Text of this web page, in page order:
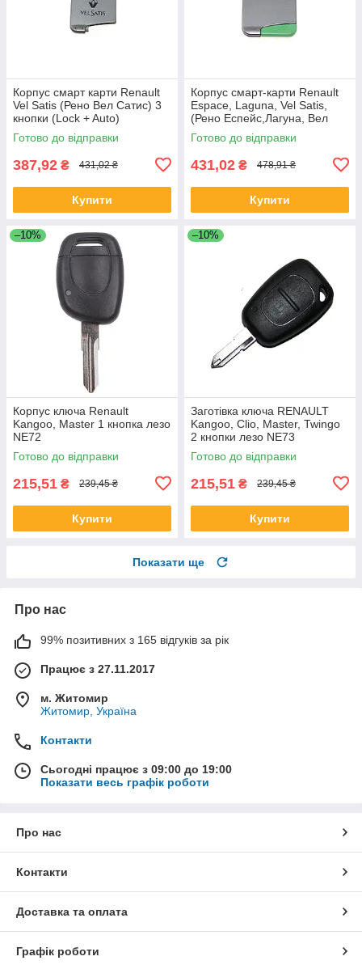
Корпус смарт карти Renault
Vel Satis (Рено Вел Сатис) 3
кнопки (Lock + Auto)
Готово до відправки
387,92 ₴ 431,02 ₴
Купити
Корпус смарт-карти Renault
Espace, Laguna, Vel Satis,
(Рено Еспейс,Лагуна, Вел
Сатіс) 2 кнопки (з лезом)
Готово до відправки
431,02 ₴ 478,91 ₴
Купити
–10%
Корпус ключa Renault
Kangoo, Master 1 кнопкa лезо
NE72
Готово до відправки
215,51 ₴ 239,45 ₴
Купити
–10%
Заготівка ключа RENAULT
Kangoo, Clio, Master, Twingo
2 кнопки лезо NE73
Готово до відправки
215,51 ₴ 239,45 ₴
Купити
Показати ще
Про нас
99% позитивних з 165 відгуків за рік
Працює з 27.11.2017
м. Житомир
Житомир, Україна
Контакти
Сьогодні працює з 09:00 до 19:00
Показати весь графік роботи
Про нас
Контакти
Доставка та оплата
Графік роботи